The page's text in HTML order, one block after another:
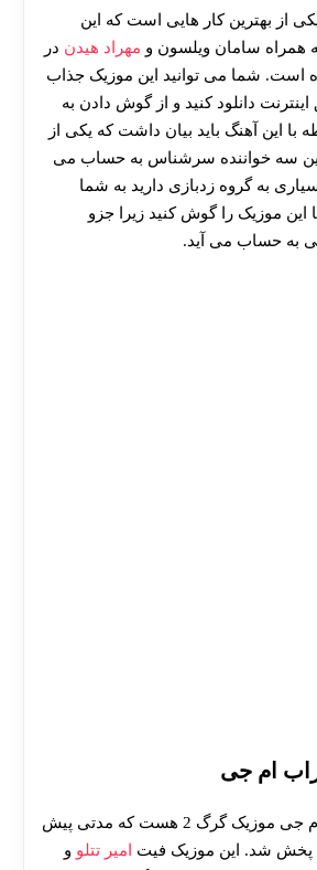
شارژ هدیه بیشتر فقط با ثبت نام در
از بهترین کار هایی است که این
همراه سامان ویلسون و مهراد هیدن در
است. شما می توانید این موزیک جذاب
دانلود کنید و از گوش دادن به
با این آهنگ باید بیان داشت که یکی از
سه خواننده سرشناس به حساب می
به گروه زدبازی دارید به شما
موزیک را گوش کنید زیرا جزو
به حساب می آید.
ام جی
آهنگ جدید سهراب ام جی موزیک گرگ 2 هست که مدتی پیش
پخش شد. این موزیک فیت
امیر تتلو و